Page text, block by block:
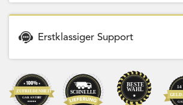
Erstklassiger Support